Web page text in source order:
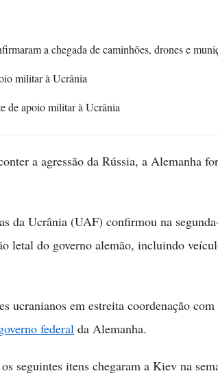
a chegada de caminhões, drones e
militar à Ucrânia
de apoio militar à Ucrânia
a agressão da Rússia, a Alemanha
da Ucrânia (UAF) confirmou na
letal do governo alemão, incluindo
ucranianos em estreita coordenação com
federal da Alemanha.
seguintes itens chegaram a Kiev na